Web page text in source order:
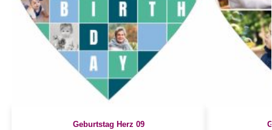
Geburtstag Herz 09